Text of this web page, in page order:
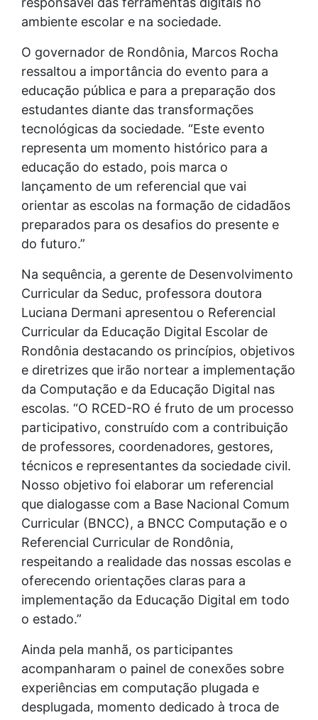
ambiente escolar e na sociedade.
O governador de Rondônia, Marcos Rocha
ressaltou a importância do evento para a
educação pública e para a preparação dos
estudantes diante das transformações
tecnológicas da sociedade. “Este evento
representa um momento histórico para a
educação do estado, pois marca o
lançamento de um referencial que vai
orientar as escolas na formação de cidadãos
preparados para os desafios do presente e
do futuro.”
Na sequência, a gerente de Desenvolvimento
Curricular da Seduc, professora doutora
Luciana Dermani apresentou o Referencial
Curricular da Educação Digital Escolar de
Rondônia destacando os princípios, objetivos
e diretrizes que irão nortear a implementação
da Computação e da Educação Digital nas
escolas. “O RCED-RO é fruto de um processo
participativo, construído com a contribuição
de professores, coordenadores, gestores,
técnicos e representantes da sociedade civil.
Nosso objetivo foi elaborar um referencial
que dialogasse com a Base Nacional Comum
Curricular (BNCC), a BNCC Computação e o
Referencial Curricular de Rondônia,
respeitando a realidade das nossas escolas e
oferecendo orientações claras para a
implementação da Educação Digital em todo
o estado.”
Ainda pela manhã, os participantes
acompanharam o painel de conexões sobre
experiências em computação plugada e
desplugada, momento dedicado à troca de